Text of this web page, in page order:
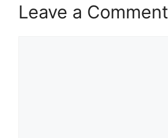
Leave a Comment